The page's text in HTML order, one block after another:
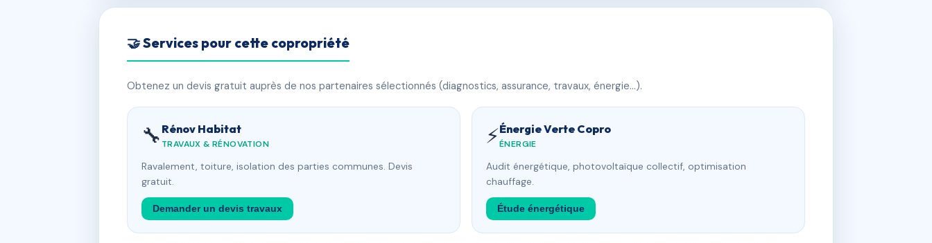
🤝 Services pour cette copropriété
Obtenez un devis gratuit auprès de nos partenaires sélectionnés (diagnostics, assurance, travaux, énergie…).
🔧 Rénov Habitat
TRAVAUX & RÉNOVATION
Ravalement, toiture, isolation des parties communes. Devis
gratuit.
Demander un devis travaux
⚡Énergie Verte Copro
ÉNERGIE
Audit énergétique, photovoltaïque collectif, optimisation
chauffage.
Étude énergétique